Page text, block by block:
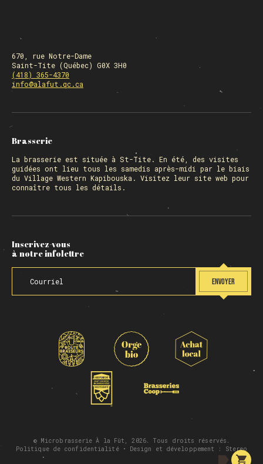
670, rue Notre-Dame
Saint-Tite (Québec) G0X 3H0
(418) 365-4370
info@alafut.qc.ca
Brasserie
La brasserie est située à St-Tite. En été, des visites
guidées ont lieu tous les samedis après-midi par le biais
du Village Western Kapibouska. Visitez leur site web pour
connaître tous les détails.
Inscrivez-vous
à notre infolettre
ENVOYER
© Microbrasserie À la Fût, 2026. Tous droits réservés.
Politique de confidentialité• Design et développement : Stereo
FERMÉ 31 déc. et 01 janvier